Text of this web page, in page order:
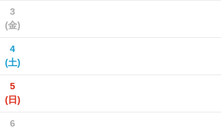
3
(金)
4
(土)
5
(日)
6